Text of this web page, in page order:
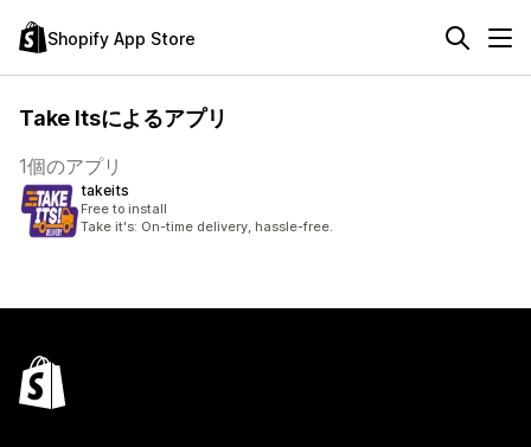
Shopify App Store
Take Itsによるアプリ
1個のアプリ
takeits
Free to install
Take it's: On-time delivery, hassle-free.